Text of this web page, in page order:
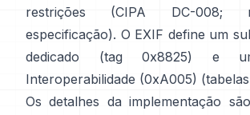
restrições (CIPA DC-008;
especificação). O EXIF define um
dedicado (tag 0x8825) e
Interoperabilidade (0xA005) (
Os detalhes da implementação